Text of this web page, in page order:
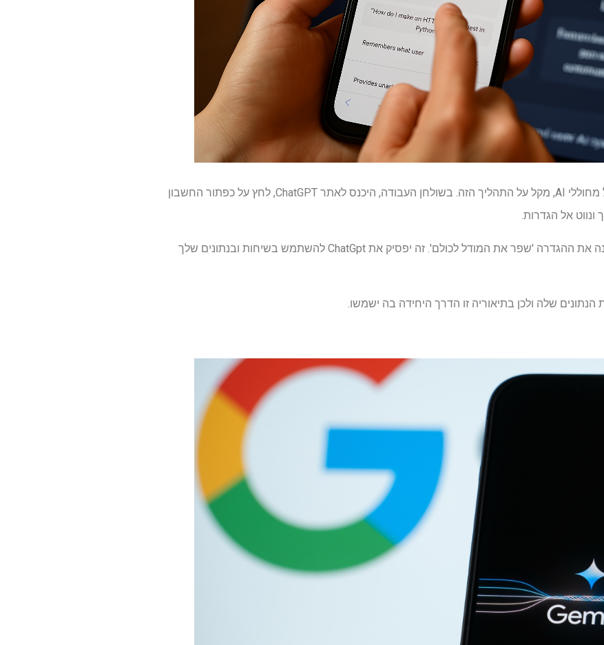
Chatgpt, ללא ספק הידוע ביותר של מחוללי AI, מקל על התהליך הזה. בשולחן העבודה, היכנס לאתר ChatGPT, לחץ על כפתור החשבון
אל הגדרות.
מכאן, גלול מטה לבקרות נתונים ושנה את ההגדרה 'שפר את המודל לכולם'. זה יפסיק את ChatGpt להשתמש בשיחות ובנתונים שלך